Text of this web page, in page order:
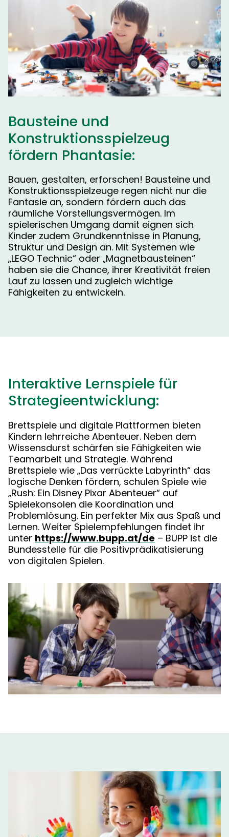
Bausteine und
Konstruktionsspielzeug
fördern Phantasie:
Bauen, gestalten, erforschen! Bausteine und
Konstruktionsspielzeuge regen nicht nur die
Fantasie an, sondern fördern auch das
räumliche Vorstellungsvermögen. Im
spielerischen Umgang damit eignen sich
Kinder zudem Grundkenntnisse in Planung,
Struktur und Design an. Mit Systemen wie
„LEGO Technic“ oder „Magnetbausteinen“
haben sie die Chance, ihrer Kreativität freien
Lauf zu lassen und zugleich wichtige
Fähigkeiten zu entwickeln.
Interaktive Lernspiele für
Strategieentwicklung:
Brettspiele und digitale Plattformen bieten
Kindern lehrreiche Abenteuer. Neben dem
Wissensdurst schärfen sie Fähigkeiten wie
Teamarbeit und Strategie. Während
Brettspiele wie „Das verrückte Labyrinth“ das
logische Denken fördern, schulen Spiele wie
„Rush: Ein Disney Pixar Abenteuer“ auf
Spielekonsolen die Koordination und
Problemlösung. Ein perfekter Mix aus Spaß und
Lernen. Weiter Spielempfehlungen findet ihr
unter https://www.bupp.at/de – BUPP ist die
Bundesstelle für die Positivprädikatisierung
von digitalen Spielen.